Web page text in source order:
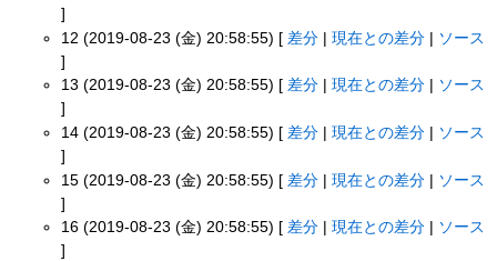
]
12 (2019-08-23 (金) 20:58:55) [ 差分 |現在との差分 | ソース
]
13 (2019-08-23 (金) 20:58:55) [ 差分 |現在との差分
ソース
]
14 (2019-08-23 (金) 20:58:55) [ 差分 |現在との差分
ソース
]
15 (2019-08-23 (金) 20:58:55) [ 差分 |現在との差分 | ソース
]
16 (2019-08-23 (金) 20:58:55) [ 差分 |現在との差分
ソース
]